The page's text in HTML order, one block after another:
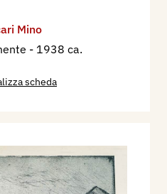
Mino
- 1938 ca.
scheda